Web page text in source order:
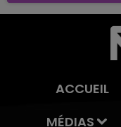
ACCUEIL
MÉDIAS